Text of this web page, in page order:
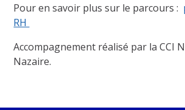
Pour en savoir plus sur le parcours :
RH
Accompagnement réalisé par la CCI
Nazaire.